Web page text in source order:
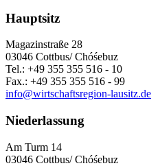
Hauptsitz
Magazinstraße 28
03046 Cottbus/ Chóśebuz
Tel.: +49 355 355 516 - 10
Fax.: +49 355 355 516 - 99
info@wirtschaftsregion-lausitz.de
Niederlassung
Am Turm 14
03046 Cottbus/ Chóśebuz